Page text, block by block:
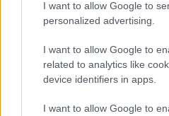
I want to allow Google to
personalized advertising.
I want to allow Google to
related to analytics like
device identifiers in apps.
I want to allow Google to
Fontos a
széncinegék